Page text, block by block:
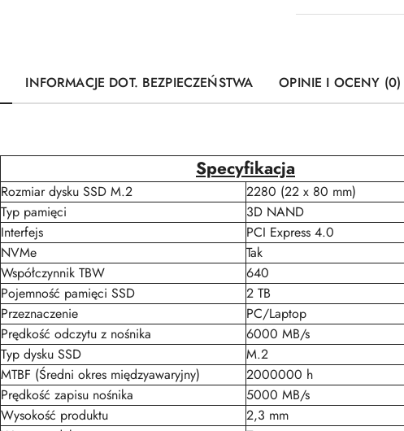
INFORMACJE DOT. BEZPIECZEŃSTWA OPINIE I OCENY (0)
Specyfikacja
Rozmiar dysku SSD M.2
2280 (22 x 80 mm)
Typ pamięci
3D NAND
Interfejs
PCI Express 4.0
NVMe
Tak
Współczynnik TBW
640
Pojemność pamięci SSD
2 TB
Przeznaczenie
PC/Laptop
Prędkość odczytu z nośnika
6000 MB/s
Typ dysku SSD
M.2
MTBF (Średni okres międzyawaryjny)
2000000 h
Prędkość zapisu nośnika
5000 MB/s
Wysokość produktu
2,3 mm